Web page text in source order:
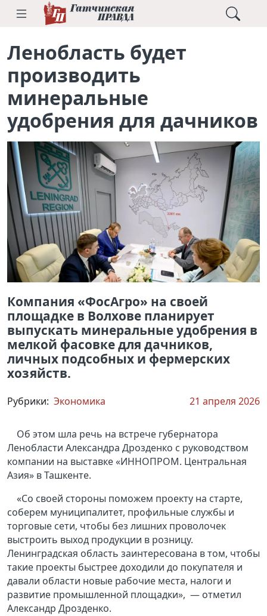
Ленобласть будет
производить
минеральные
удобрения для дачников
Компания «ФосАгро» на своей
площадке в Волхове планирует
выпускать минеральные удобрения в
мелкой фасовке для дачников,
личных подсобных и фермерских
хозяйств.
Рубрики: Экономика 21 апреля 2026
Об этом шла речь на встрече губернатора
Ленобласти Александра Дрозденко с руководством
компании на выставке «ИННОПРОМ. Центральная
Азия» в Ташкенте.
«Со своей стороны поможем проекту на старте,
соберем муниципалитет, профильные службы и
торговые сети, чтобы без лишних проволочек
выстроить выход продукции в розницу.
Ленинградская область заинтересована в том, чтобы
такие проекты быстрее доходили до покупателя и
давали области новые рабочие места, налоги и
развитие промышленной площадки», — отметил
Александр Дрозденко.